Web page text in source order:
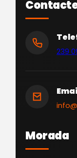
239
Morada